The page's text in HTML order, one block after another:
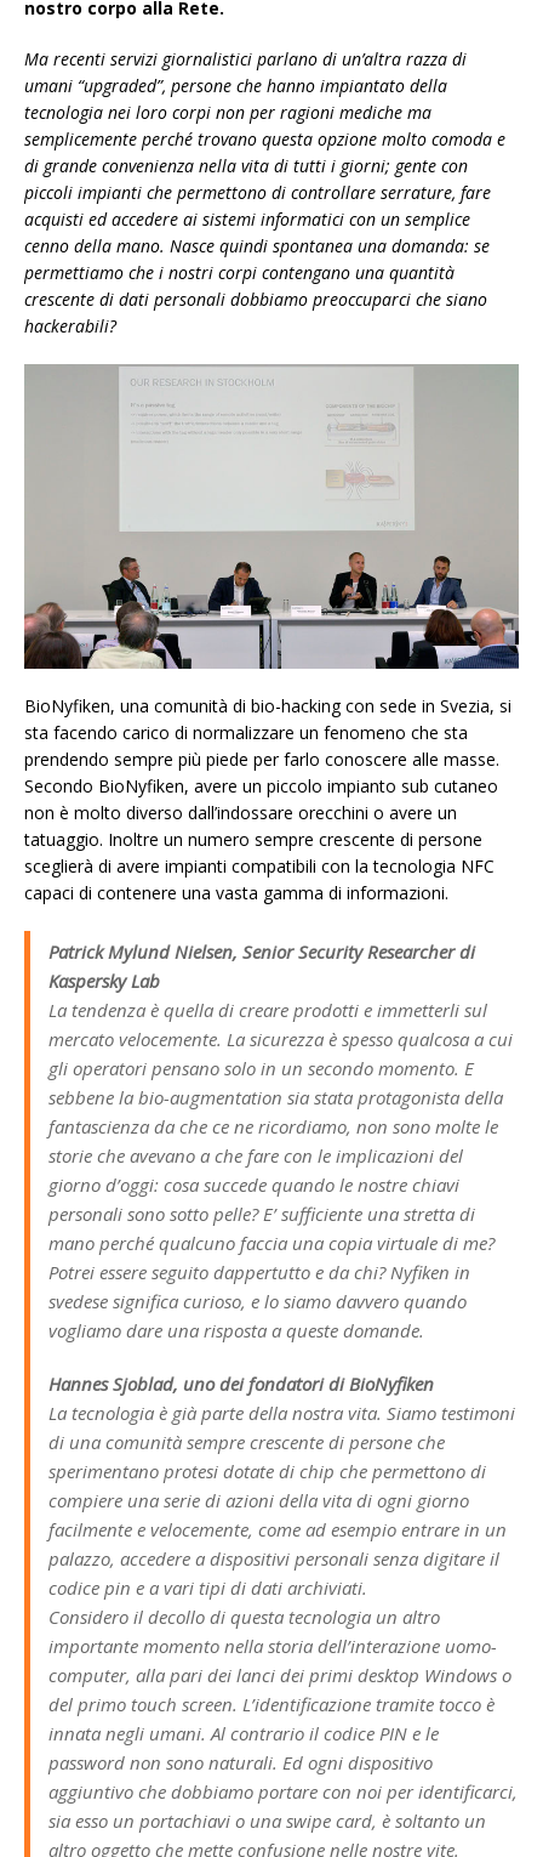
nostro corpo alla Rete.
Ma recenti servizi giornalistici parlano di un’altra razza di
umani “upgraded”, persone che hanno impiantato della
tecnologia nei loro corpi non per ragioni mediche ma
semplicemente perché trovano questa opzione molto comoda e
di grande convenienza nella vita di tutti i giorni; gente con
piccoli impianti che permettono di controllare serrature, fare
acquisti ed accedere ai sistemi informatici con un semplice
cenno della mano. Nasce quindi spontanea una domanda: se
permettiamo che i nostri corpi contengano una quantità
crescente di dati personali dobbiamo preoccuparci che siano
hackerabili?
BioNyfiken, una comunità di bio-hacking con sede in Svezia, si
sta facendo carico di normalizzare un fenomeno che sta
prendendo sempre più piede per farlo conoscere alle masse.
Secondo BioNyfiken, avere un piccolo impianto sub cutaneo
non è molto diverso dall’indossare orecchini o avere un
tatuaggio. Inoltre un numero sempre crescente di persone
sceglierà di avere impianti compatibili con la tecnologia NFC
capaci di contenere una vasta gamma di informazioni.
Patrick Mylund Nielsen, Senior Security Researcher di
Kaspersky Lab
La tendenza è quella di creare prodotti e immetterli sul
mercato velocemente. La sicurezza è spesso qualcosa a cui
gli operatori pensano solo in un secondo momento. E
sebbene la bio-augmentation sia stata protagonista della
fantascienza da che ce ne ricordiamo, non sono molte le
storie che avevano a che fare con le implicazioni del
giorno d’oggi: cosa succede quando le nostre chiavi
personali sono sotto pelle? E’ sufficiente una stretta di
mano perché qualcuno faccia una copia virtuale di me?
Potrei essere seguito dappertutto e da chi? Nyfiken in
svedese significa curioso, e lo siamo davvero quando
vogliamo dare una risposta a queste domande.
Hannes Sjoblad, uno dei fondatori di BioNyfiken
La tecnologia è già parte della nostra vita. Siamo testimoni
di una comunità sempre crescente di persone che
sperimentano protesi dotate di chip che permettono di
compiere una serie di azioni della vita di ogni giorno
facilmente e velocemente, come ad esempio entrare in un
palazzo, accedere a dispositivi personali senza digitare il
codice pin e a vari tipi di dati archiviati.
Considero il decollo di questa tecnologia un altro
importante momento nella storia dell’interazione uomo-
computer, alla pari dei lanci dei primi desktop Windows o
del primo touch screen. L’identificazione tramite tocco è
innata negli umani. Al contrario il codice PIN e le
password non sono naturali. Ed ogni dispositivo
aggiuntivo che dobbiamo portare con noi per identificarci,
sia esso un portachiavi o una swipe card, è soltanto un
altro oggetto che mette confusione nelle nostre vite.